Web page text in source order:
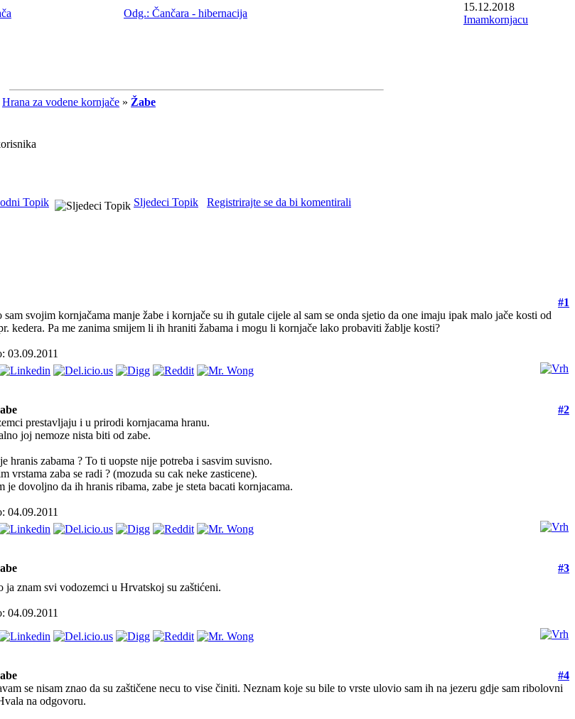
Odg.: Čančara - hibernacija
15.12.2018
Imamkornjacu
Hrana za vodene kornjače » Žabe
Topik Sljedeci Topik Registrirajte se da bi komentirali
#1
sam svojim kornjačama manje žabe i kornjače su ih gutale cijele al sam se onda sjetio da one imaju ipak malo jače kosti od
kedera. Pa me zanima smijem li ih hraniti žabama i mogu li kornjače lako probaviti žablje kosti?
03.09.2011
#2
prestavljaju i u prirodi kornjacama hranu.
joj nemoze nista biti od zabe.
hranis zabama ? To ti uopste nije potreba i sasvim suvisno.
vrstama zaba se radi ? (mozuda su cak neke zasticene).
je dovoljno da ih hranis ribama, zabe je steta bacati kornjacama.
04.09.2011
#3
ja znam svi vodozemci u Hrvatskoj su zaštićeni.
04.09.2011
#4
se nisam znao da su zaštičene necu to vise činiti. Neznam koje su bile to vrste ulovio sam ih na jezeru gdje sam ribolovni
na odgovoru.